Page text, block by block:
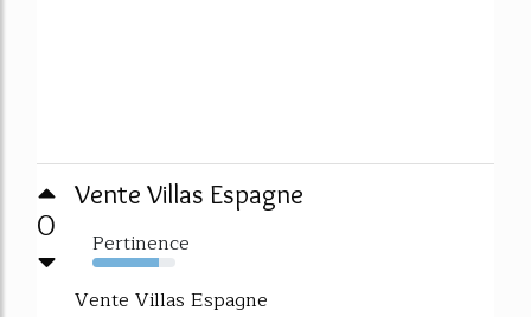
0
Vente Villas Espagne
Pertinence
80%
Vente Villas Espagne